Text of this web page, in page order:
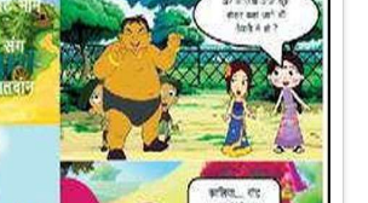
मजबूर हो जायेंगे आप जानवरों की ये अदाएं देखकर
की, जिसमें कोई गिलहरी किसी मेंढक के साथ